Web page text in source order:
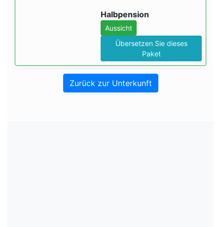
Halbpension
Aussicht
Übersetzen Sie dieses
Paket
Zurück zur Unterkunft